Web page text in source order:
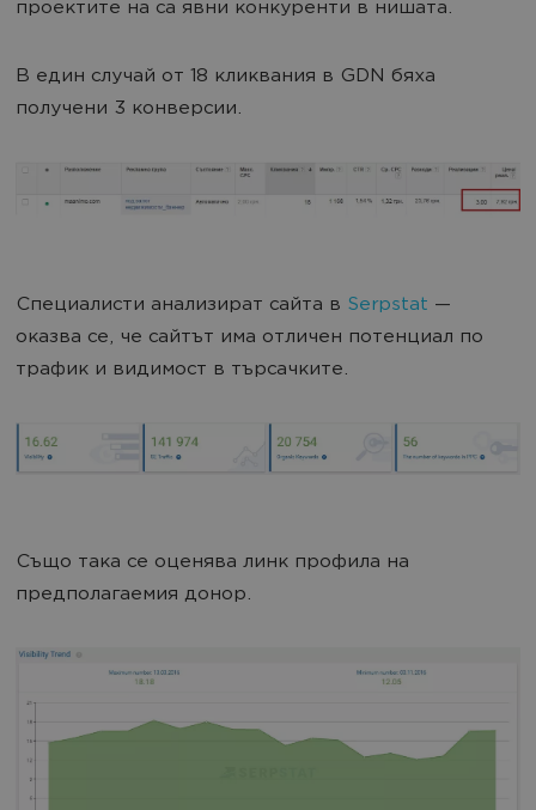
проектите на са явни конкуренти в нишата.
В един случай от 18 кликвания в GDN бяха
получени 3 конверсии.
Специалисти анализират сайта в Serpstat —
оказва се, че сайтът има отличен потенциал по
трафик и видимост в търсачките.
Също така се оценява линк профила на
предполагаемия донор.